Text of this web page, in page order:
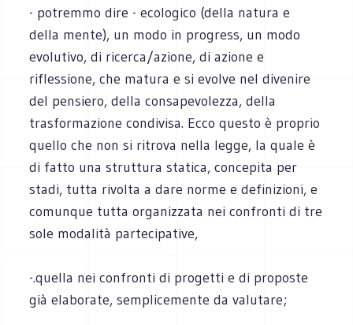
- potremmo dire - ecologico (della natura e
della mente), un modo in progress, un modo
evolutivo, di ricerca/azione, di azione e
riflessione, che matura e si evolve nel divenire
del pensiero, della consapevolezza, della
trasformazione condivisa. Ecco questo è proprio
quello che non si ritrova nella legge, la quale è
di fatto una struttura statica, concepita per
stadi, tutta rivolta a dare norme e definizioni, e
comunque tutta organizzata nei confronti di tre
sole modalità partecipative,
-.quella nei confronti di progetti e di proposte
già elaborate, semplicemente da valutare;